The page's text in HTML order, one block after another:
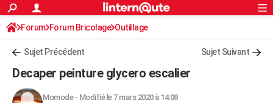
ACTUALITÉS
Politique
Société
Faits Divers
Education
Monde
Villes
+
FINANCE
S'inscrire
Connexion
Forum Forum Bricolage Outillage
Sujet Précédent Sujet Suivant
Decaper peinture glycero escalier
Momode- Modifié le 7 mars 2020 à 14:08